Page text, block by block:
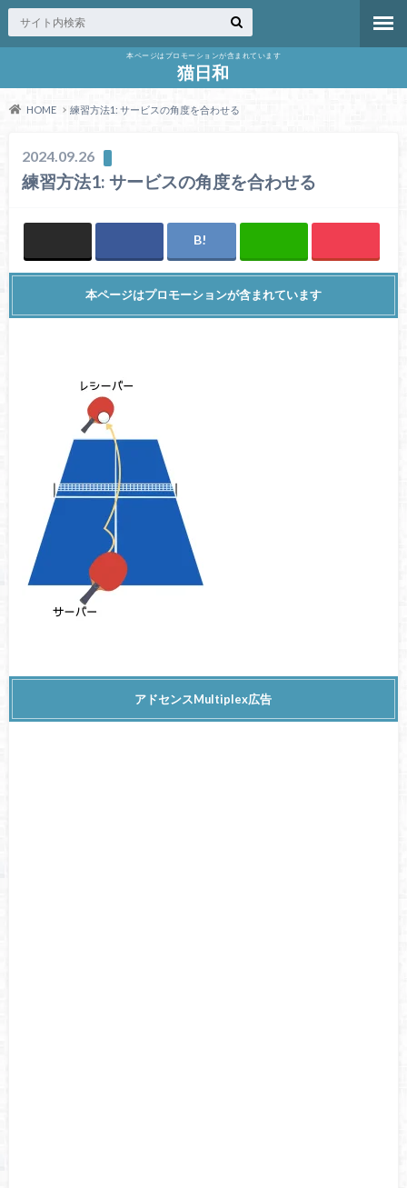
本ページはプロモーションが含まれています
猫日和
HOME 練習方法1: サービスの角度を合わせる
2024.09.26
練習方法1: サービスの角度を合わせる
本ページはプロモーションが含まれています
アドセンスMultiplex広告